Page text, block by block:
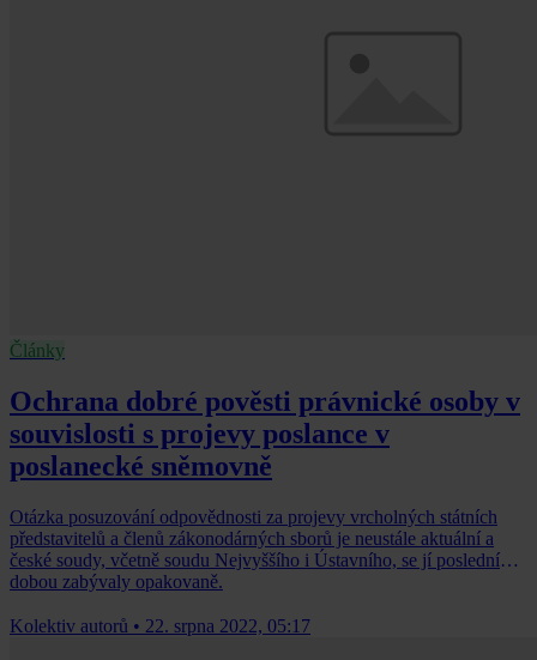
Články
Ochrana dobré pověsti právnické osoby v
souvislosti s projevy poslance v
poslanecké sněmovně
Otázka posuzování odpovědnosti za projevy vrcholných státních
představitelů a členů zákonodárných sborů je neustále aktuální a
české soudy, včetně soudu Nejvyššího i Ústavního, se jí poslední
dobou zabývaly opakovaně.
Kolektiv autorů • 22. srpna 2022, 05:17